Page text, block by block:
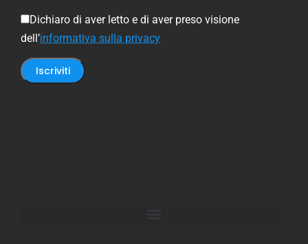
Dichiaro di aver letto e di aver preso visione
dell’informativa sulla privacy